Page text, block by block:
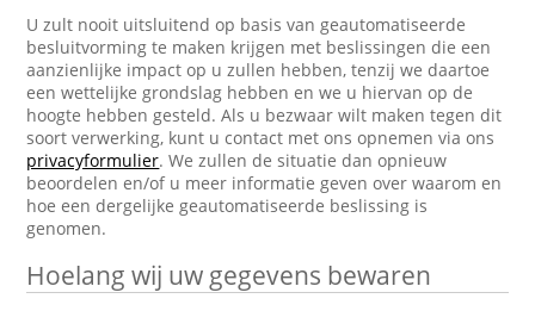
U zult nooit uitsluitend op basis van geautomatiseerde
besluitvorming te maken krijgen met beslissingen die een
aanzienlijke impact op u zullen hebben, tenzij we daartoe
een wettelijke grondslag hebben en we u hiervan op de
hoogte hebben gesteld. Als u bezwaar wilt maken tegen dit
soort verwerking, kunt u contact met ons opnemen via ons
privacyformulier. We zullen de situatie dan opnieuw
beoordelen en/of u meer informatie geven over waarom en
hoe een dergelijke geautomatiseerde beslissing is
genomen.
Hoelang wij uw gegevens bewaren